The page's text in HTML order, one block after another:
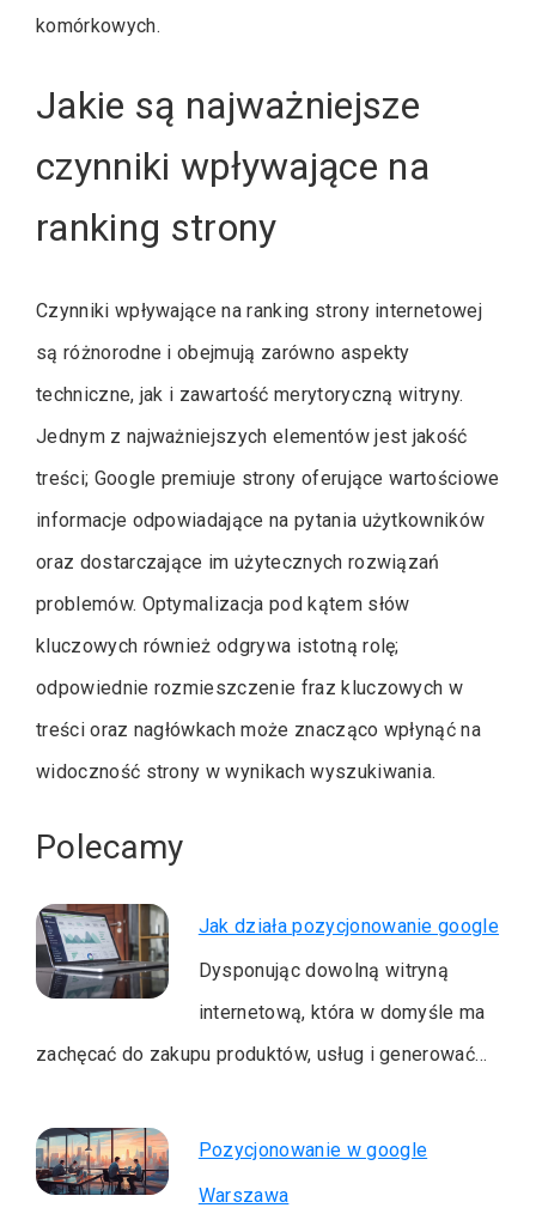
komórkowych.
Jakie są najważniejsze
czynniki wpływające na
ranking strony
Czynniki wpływające na ranking strony internetowej
są różnorodne i obejmują zarówno aspekty
techniczne, jak i zawartość merytoryczną witryny.
Jednym z najważniejszych elementów jest jakość
treści; Google premiuje strony oferujące wartościowe
informacje odpowiadające na pytania użytkowników
oraz dostarczające im użytecznych rozwiązań
problemów. Optymalizacja pod kątem słów
kluczowych również odgrywa istotną rolę;
odpowiednie rozmieszczenie fraz kluczowych w
treści oraz nagłówkach może znacząco wpłynąć na
widoczność strony w wynikach wyszukiwania.
Polecamy
Jak działa pozycjonowanie google
Dysponując dowolną witryną
internetową, która w domyśle ma
zachęcać do zakupu produktów, usług i generować…
Pozycjonowanie w google
Warszawa